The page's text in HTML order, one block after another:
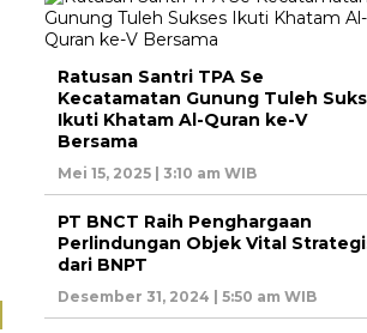
Ratusan Santri TPA Se
Kecatamatan Gunung Tuleh
Ikuti Khatam Al-Quran ke-V
Bersama
Mei 15, 2025 | 3:10 am WIB
PT BNCT Raih Penghargaan
Perlindungan Objek Vital
dari BNPT
Desember 31, 2024 | 5:50 am WIB